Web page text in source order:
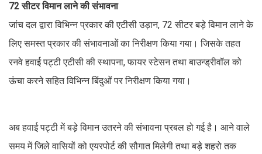
72 सीटर विमान लाने की संभावना
जांच दल द्वारा विभिन्न प्रकार की एटीसी उड़ान, 72 सीटर बड़े विमान लाने के
लिए समस्त प्रकार की संभावनाओं का निरीक्षण किया गया। जिसके तहत
रनवे हवाई पट्टी एटीसी की स्थापना, फायर स्टेसन तथा बाउन्ड्रीवॉल को
ऊंचा करने सहित विभिन्न बिंदुओं पर निरीक्षण किया गया।
अब हवाई पट्टी में बड़े विमान उतरने की संभावना प्रबल हो गई है। आने वाले
समय में जिले वासियों को एयरपोर्ट की सौगात मिलेगी तथा बड़े शहरो तक